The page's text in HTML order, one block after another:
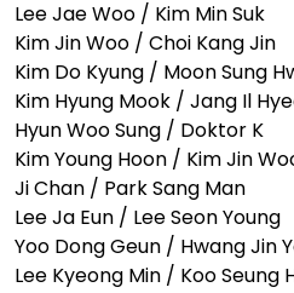
Lee Jae Woo / Kim Min Suk
Kim Jin Woo / Choi Kang Jin
Kim Do Kyung / Moon Sung
Kim Hyung Mook / Jang Il
Hyun Woo Sung / Doktor K
Kim Young Hoon / Kim Jin
Ji Chan / Park Sang Man
Lee Ja Eun / Lee Seon Young
Yoo Dong Geun / Hwang Jin
Lee Kyeong Min / Koo Seung